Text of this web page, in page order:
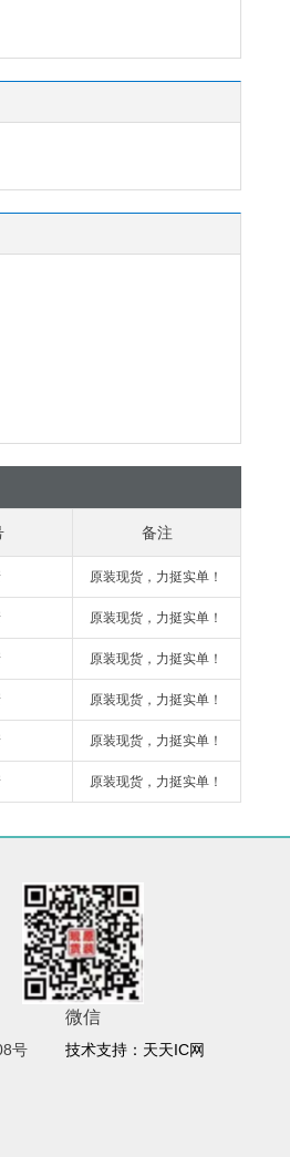
备注
原装现货，力挺实单！
原装现货，力挺实单！
原装现货，力挺实单！
原装现货，力挺实单！
原装现货，力挺实单！
原装现货，力挺实单！
微信
号 技术支持：天天IC网